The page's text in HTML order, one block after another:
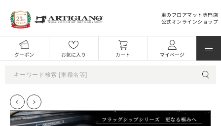
車のフロアマット専門店
公式オンラインショップ
クーポン お気に入り カート マイページ